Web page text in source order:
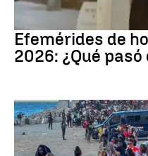
Efemérides de
2026: ¿Qué